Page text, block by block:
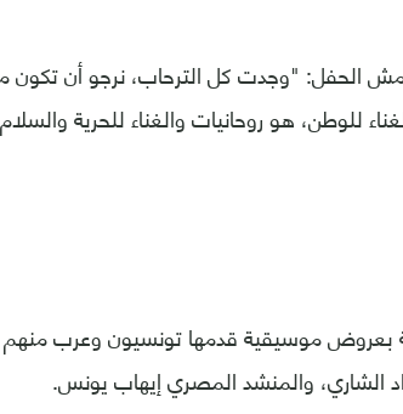
الحفل: "وجدت كل الترحاب، نرجو أن تكون
للوطن، هو روحانيات والغناء للحرية
بعروض موسيقية قدمها تونسيون وعرب منهم
الشاري، والمنشد المصري إيهاب يونس.